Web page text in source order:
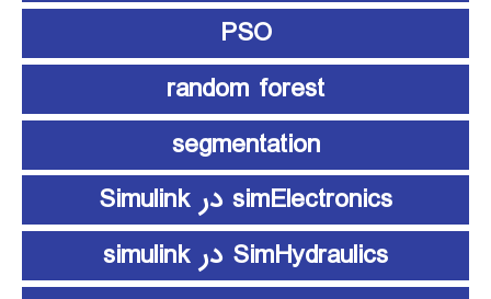
PSO
random forest
segmentation
simElectronics در Simulink
SimHydraulics در simulink